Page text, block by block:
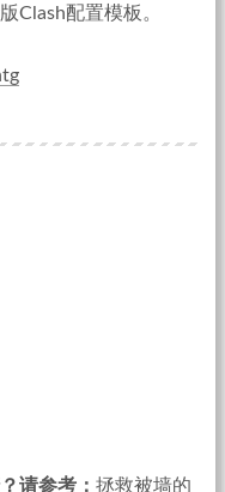
Clash配置模板。
请参考： 拯救被墙的